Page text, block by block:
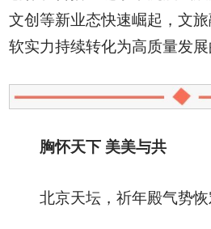
文创等新业态快速崛起，文
软实力持续转化为高质量发展
胸怀天下 美美与共
北京天坛，祈年殿气势恢